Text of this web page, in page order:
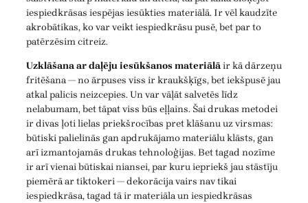
iespiedkrāsas iespējas iesūkties materiālā. Ir vēl kaudzīte
akrobātikas, ko var veikt iespiedkrāsu pusē, bet par to
patērzēsim citreiz.
Uzklāšana ar daļēju iesūkšanos materiālāir kā dārzeņu
fritēšana — no ārpuses viss ir kraukšķīgs, bet iekšpusē jau
atkal palicis neizcepies. Un var vāļāt salvetēs līdz
nelabumam, bet tāpat viss būs eļļains. Šai drukas metodei
ir divas ļoti lielas priekšrocības pret klāšanu uz virsmas:
būtiski palielinās gan apdrukājamo materiālu klāsts, gan
arī izmantojamās drukas tehnoloģijas. Bet tagad nozīme
ir arī vienai būtiskai niansei, par kuru iepriekš jau stāstīju
piemērā ar tiktokeri — dekorācija vairs nav tikai
iespiedkrāsa, tagad tā ir materiāla un iespiedkrāsas